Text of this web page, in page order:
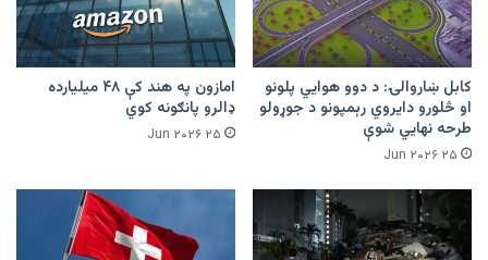
کابل ښاروالۍ: د دوو هوايي پلونو
او څلورو دایروي رېمپونو د جوړولو
طرحه نهایي شوې
۲۵ Jun ۲۰۲۶
امازون په هند کې ۴۸ میلیارده
ډالرو پانګونه کوي
۲۵ Jun ۲۰۲۶